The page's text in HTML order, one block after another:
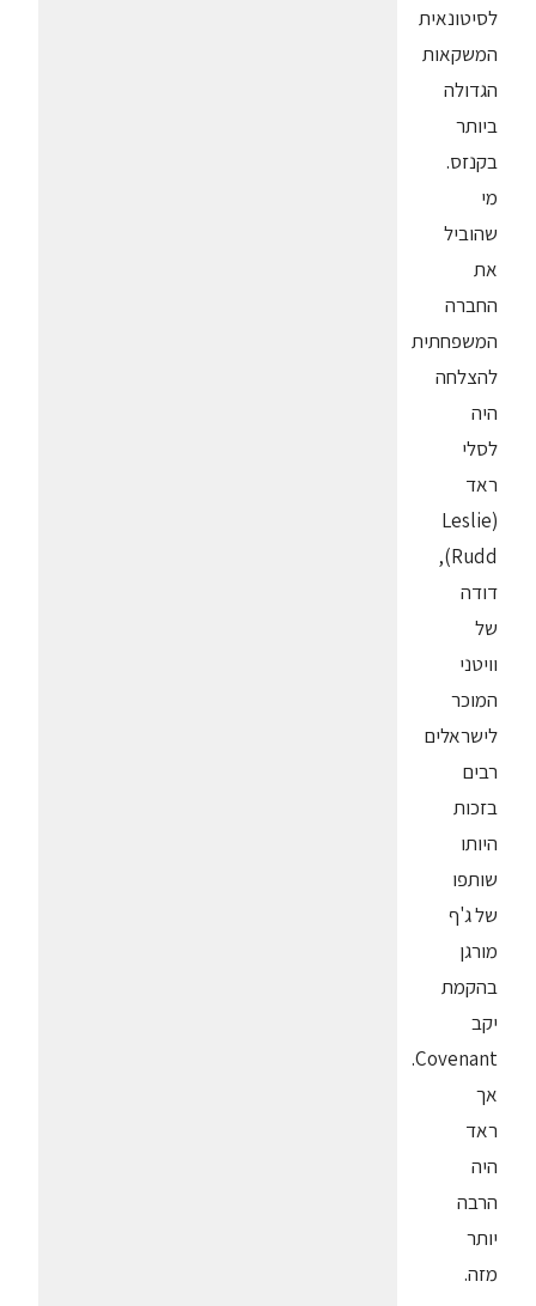
לסיטונאית
המשקאות
הגדולה
ביותר
בקנזס.
מי
שהוביל
את
החברה
המשפחתית
להצלחה
היה
לסלי
ראד
(Leslie
Rudd),
דודה
של
וויטני
המוכר
לישראלים
רבים
בזכות
היותו
שותפו
של ג'ף
מורגן
בהקמת
יקב
Covenant.
אך
ראד
היה
הרבה
יותר
מזה.